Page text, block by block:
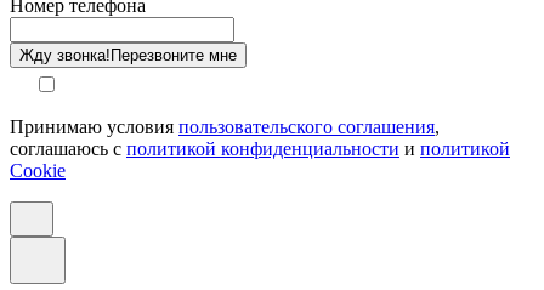
Способ оплаты
Номер телефона
Жду звонка! Перезвоните мне
Принимаю условия пользовательского соглашения,
соглашаюсь с политикой конфиденциальности и политикой
Cookie